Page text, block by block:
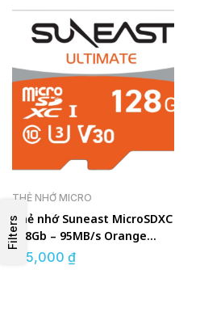
Filters
THẺ NHỚ MICRO
Thẻ nhớ Suneast MicroSDXC
128Gb – 95MB/s Orange
Series
315,000 ₫